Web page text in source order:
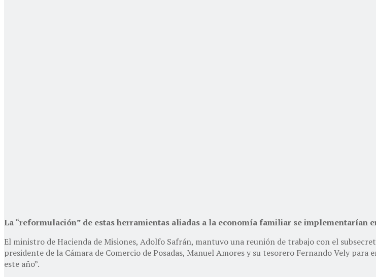
La “reformulación” de estas herramientas aliadas a la economía familiar se implementarían
El ministro de Hacienda de Misiones, Adolfo Safrán, mantuvo una reunión de trabajo con el
presidente de la Cámara de Comercio de Posadas, Manuel Amores y su tesorero Fernando Vely
este año”.